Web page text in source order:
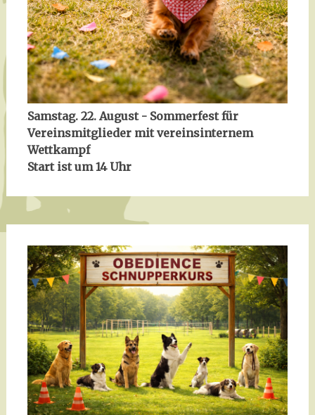
Samstag. 22. August - Sommerfest für
Vereinsmitglieder mit vereinsinternem
Wettkampf
Start ist um 14 Uhr